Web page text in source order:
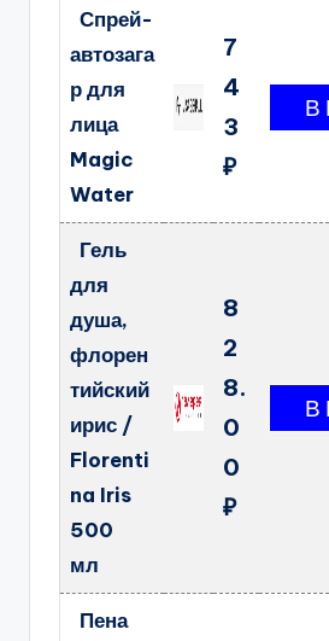
Спрей-
автозага
р для
лица
Magic
Water
7
4
3
₽
Гель
для
душа,
флорен
тийский
ирис /
Florenti
na Iris
500
мл
8
2
8.
0
0
₽
Пена